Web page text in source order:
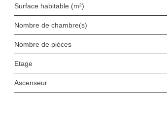
Surface habitable (m²)
Nombre de chambre(s)
Nombre de pièces
Etage
Ascenseur